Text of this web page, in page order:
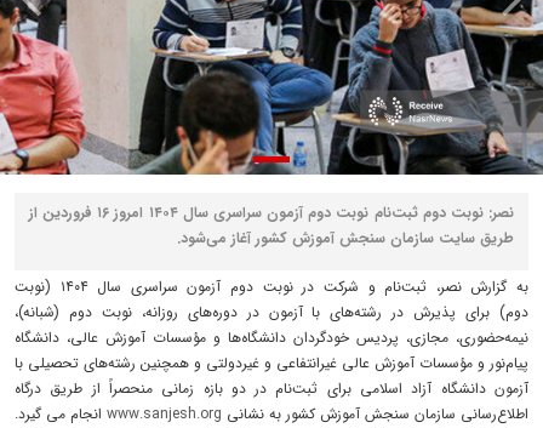
نصر: نوبت دوم ثبت‌نام نوبت دوم آزمون‌ سراسری‌ سال‌ ۱۴۰۴ امروز ۱۶ فروردین از
طریق سایت سازمان سنجش آموزش کشور آغاز می‌شود.
به گزارش نصر، ثبت‌نام‌ و شرکت‌ در نوبت دوم آزمون‌ سراسری‌ سال ۱۴۰۴ (نوبت
دوم) برای‌ پذیرش در رشته‌های با آزمون در دوره‌های‌ روزانه، نوبت دوم (شبانه)،
نیمه‌حضوری، مجازی، پردیس خودگردان دانشگاه‌ها و مؤسسات‌ آموزش‌ عالی، دانشگاه‌
پیام‌نور و مؤسسات‌ آموزش‌ عالی‌ غیرانتفاعی‌ و غیردولتی‌ و همچنین رشته‌های تحصیلی با
آزمون دانشگاه آزاد اسلامی برای ثبت‌نام در دو بازه زمانی منحصراً از طریق درگاه
اطلاع‌رسانی سازمان سنجش آموزش کشور به نشانی www.sanjesh.org انجام می گیرد.